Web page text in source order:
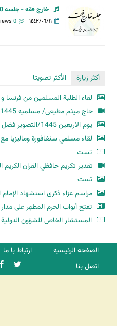
خارج فقه - جلسه 780
١٤٤٢/٠٦/١١ 0 comments
أكثر زيارة
الأكثر تصويتا
لقاء الطلبة المسلمين من فرنسا
حاج میثم مطیعی/ مسلمیه 1445
یوم الاربعین 1445/التصویر فضل الله بیجنی
لقاء مسلمي سنغافورة وماليزيا
تست
تقدير تكريم حافظي القران
تست
مراسم عزاء ذكرى استشهاد
تفتح أبواب الحرم المطهر على
المستشار الخاص للشؤون
الصفحه الرئیسیه ارتباط با ما
اتصل بنا